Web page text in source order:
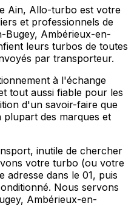
Ain, Allo-turbo est votre
et professionnels de
Bugey, Ambérieux-en-
leurs turbos de toutes
par transporteur.
à l'échange
tout aussi fiable pour les
d'un savoir-faire que
des marques et
inutile de chercher
votre turbo (ou votre
adresse dans le 01, puis
Nous servons
Ambérieux-en-